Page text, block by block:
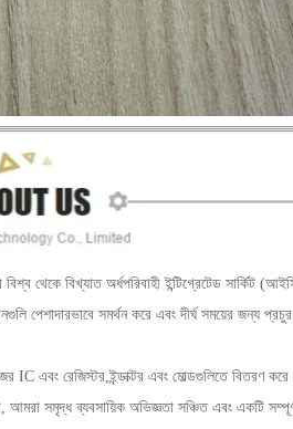
থেকে বিখ্যাত অর্ধপরিবাহী ইন্টিগ্রেটেড সার্কিট
পেশাদারভাবে সমর্থন করে এবং দীর্ঘ সময়ের জন্য
রেজিস্টর,ইন্ডাক্টর এবং মোল্ডগুলিতে বিতরণ
সমৃদ্ধ ব্যবসায়িক অভিজ্ঞতা সঞ্চিত এবং একটি